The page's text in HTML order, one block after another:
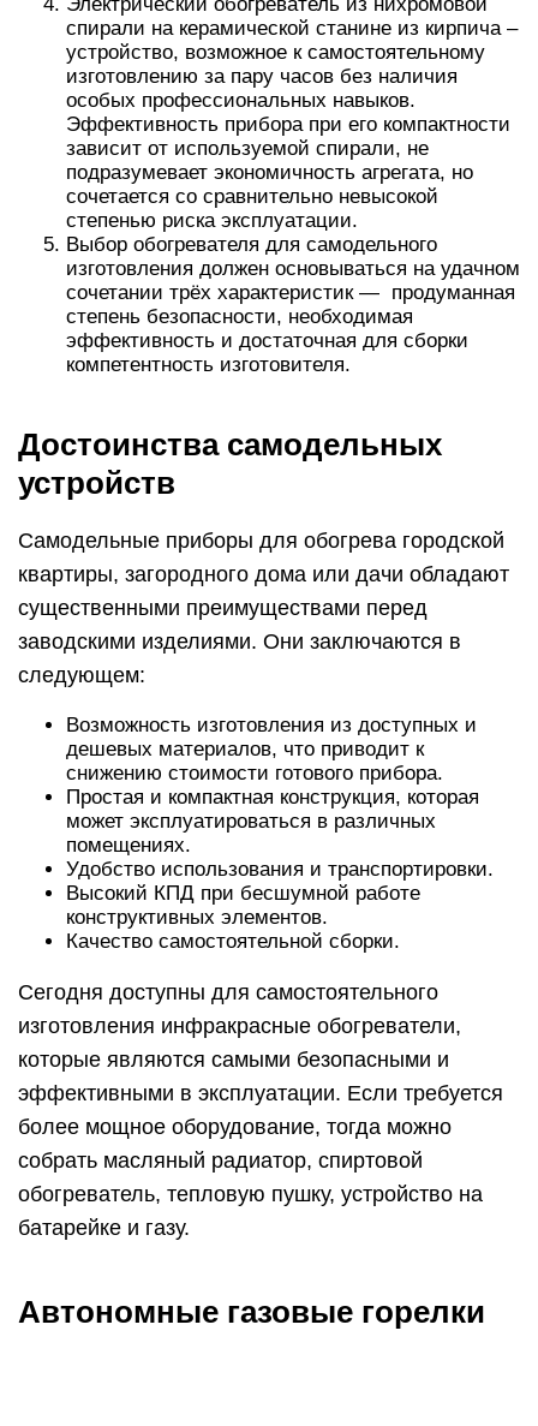
спирали на керамической станине из кирпича –
устройство, возможное к самостоятельному
изготовлению за пару часов без наличия
особых профессиональных навыков.
Эффективность прибора при его компактности
зависит от используемой спирали, не
подразумевает экономичность агрегата, но
сочетается со сравнительно невысокой
степенью риска эксплуатации.
Выбор обогревателя для самодельного
изготовления должен основываться на удачном
сочетании трёх характеристик — продуманная
степень безопасности, необходимая
эффективность и достаточная для сборки
компетентность изготовителя.
Достоинства самодельных
устройств
Самодельные приборы для обогрева городской
квартиры, загородного дома или дачи обладают
существенными преимуществами перед
заводскими изделиями. Они заключаются в
следующем:
Возможность изготовления из доступных и
дешевых материалов, что приводит к
снижению стоимости готового прибора.
Простая и компактная конструкция, которая
может эксплуатироваться в различных
помещениях.
Удобство использования и транспортировки.
Высокий КПД при бесшумной работе
конструктивных элементов.
Качество самостоятельной сборки.
Сегодня доступны для самостоятельного
изготовления инфракрасные обогреватели,
которые являются самыми безопасными и
эффективными в эксплуатации. Если требуется
более мощное оборудование, тогда можно
собрать масляный радиатор, спиртовой
обогреватель, тепловую пушку, устройство на
батарейке и газу.
Автономные газовые горелки